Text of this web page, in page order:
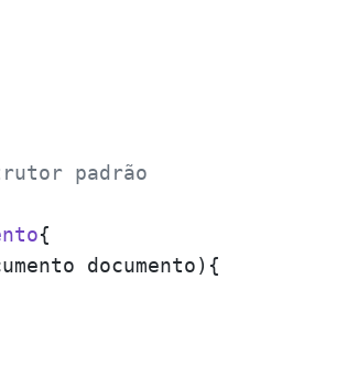
padrão
{
documento){